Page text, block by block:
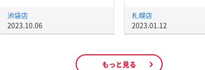
池袋店
2023.10.06
札幌店
2023.01.12
もっと見る